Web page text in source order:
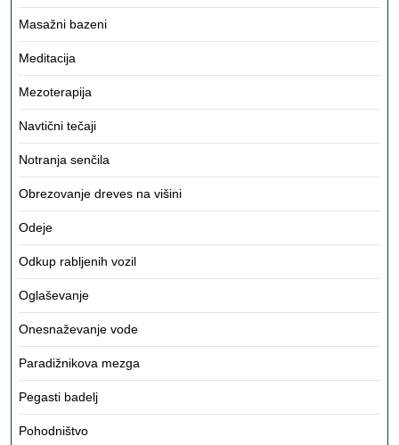
Masažni bazeni
Meditacija
Mezoterapija
Navtični tečaji
Notranja senčila
Obrezovanje dreves na višini
Odeje
Odkup rabljenih vozil
Oglaševanje
Onesnaževanje vode
Paradižnikova mezga
Pegasti badelj
Pohodništvo